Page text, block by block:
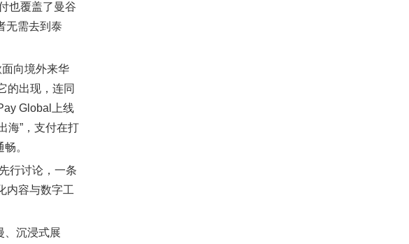
也覆盖了曼谷
无需去到泰
向境外来华
的出现，连同
Global上线
海”，支付在打
。
行讨论，一条
内容与数字工
、沉浸式展